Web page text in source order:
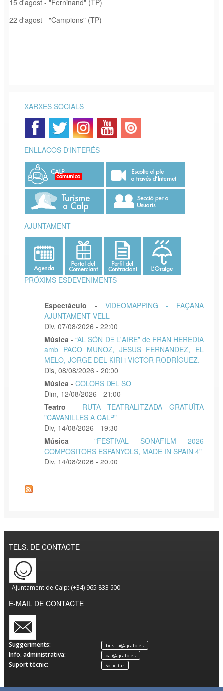
15 d'agost - "Ferninand" (TP)
22 d'agost - "Campions" (TP)
XARXES SOCIALS
ENLLAÇOS D'INTERÉS
AJUNTAMENT
PRÓXIMS ESDEVENIMENTS
Espectáculo - VIDEOMAPPING - FAÇANA
AJUNTAMENT VELL
Div, 07/08/2026 - 22:00
Música -“AL SÓN DE L'AIRE” de FRAN HEREDIA
amb PACO MUÑOZ, JESÚS FERNÁNDEZ, EL
MELO, JORGE DEL KIRI i VICTOR RODRÍGUEZ.
Dis, 08/08/2026 - 20:00
Música - COLORS DEL SO
Dim, 12/08/2026 - 21:00
Teatro
- RUTA TEATRALITZADA GRATUÏTA
"CAVANILLES A CALP"
Div, 14/08/2026 - 19:30
Música
- "FESTIVAL SONAFILM 2026
COMPOSITORS ESPANYOLS, MADE IN SPAIN 4"
Div, 14/08/2026 - 20:00
TELS. DE CONTACTE
Ajuntament de Calp: (+34) 965 833 600
E-MAIL DE CONTACTE
Suggeriments: bustia@ajcalp.es
Info. administrativa: oac@ajcalp.es
Suport tècnic: Sol·licitar